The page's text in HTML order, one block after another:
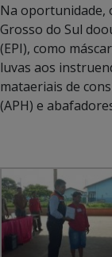
Na oportunidade,
Grosso do Sul
(EPI), como
luvas aos
mataeriais de
(APH) e